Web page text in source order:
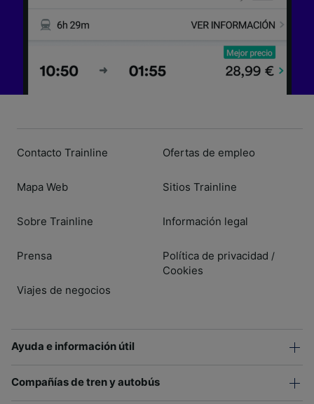
Contacto Trainline
Mapa Web
Sobre Trainline
Prensa
Viajes de negocios
Ofertas de empleo
Sitios Trainline
Información legal
Política de privacidad /
Cookies
Ayuda e información útil
Compañías de tren y autobús